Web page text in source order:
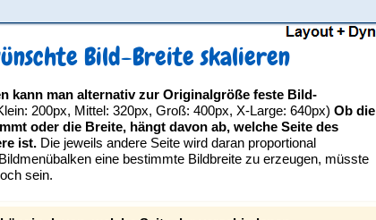
Bild-Breite skalieren
kann man alternativ zur Originalgröße feste Bild-
200px, Mittel: 320px, Groß: 400px, X-Large: 640px) Ob die
oder die Breite, hängt davon ab, welche Seite des
ist. Die jeweils andere Seite wird daran proportional
eine bestimmte Bildbreite zu erzeugen, müsste
sein.